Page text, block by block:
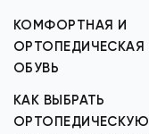
КОМФОРТНАЯ И
ОРТОПЕДИЧЕСКАЯ
ОБУВЬ
КАК ВЫБРАТЬ
ОРТОПЕДИЧЕСКУЮ